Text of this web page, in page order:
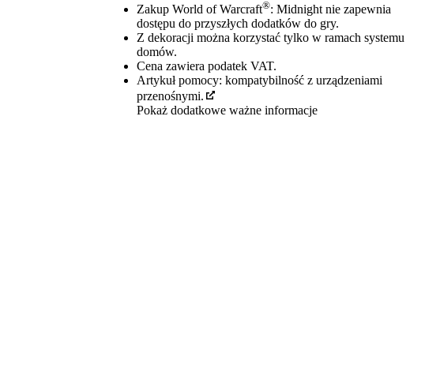
Zakup World of Warcraft®: Midnight nie zapewnia
dostępu do przyszłych dodatków do gry.
Z dekoracji można korzystać tylko w ramach systemu
domów.
Cena zawiera podatek VAT.
Artykuł pomocy: kompatybilność z urządzeniami
przenośnymi.
Cyfrowe elementy w grze oraz ulepszony awans postaci
Pokaż dodatkowe ważne informacje